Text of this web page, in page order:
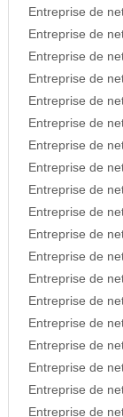
Entreprise de
Entreprise de
Entreprise de
Entreprise de
Entreprise de
Entreprise de
Entreprise de
Entreprise de
Entreprise de
Entreprise de
Entreprise de
Entreprise de
Entreprise de
Entreprise de
Entreprise de
Entreprise de
Entreprise de
Entreprise de
Entreprise de